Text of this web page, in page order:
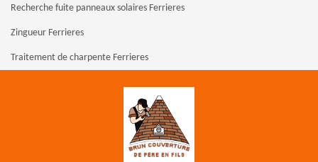
Recherche fuite panneaux solaires Ferrieres
Zingueur Ferrieres
Traitement de charpente Ferrieres